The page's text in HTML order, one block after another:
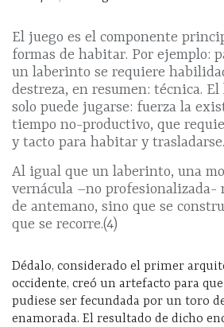
El juego es el componente
formas de habitar. Por ejemplo:
un laberinto se requiere
destreza, en resumen: técnica.
solo puede jugarse: fuerza la
tiempo no-productivo, que
y tacto para habitar y trasladarse.
Al igual que un laberinto, una
vernácula –no profesionalizada-
de antemano, sino que se
que se recorre.(4)
Dédalo, considerado el primer
occidente, creó un artefacto para
pudiese ser fecundada por un toro
enamorada. El resultado de dicho